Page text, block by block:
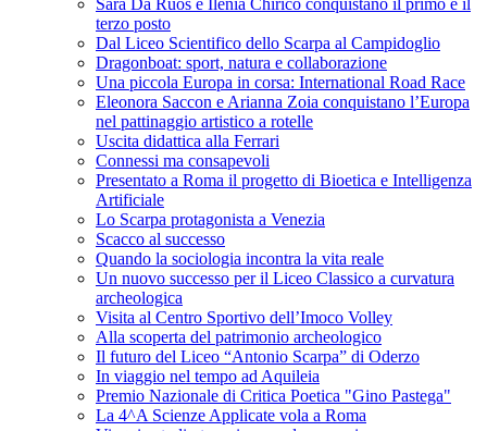
Sara Da Ruos e Ilenia Chirico conquistano il primo e il
terzo posto
Dal Liceo Scientifico dello Scarpa al Campidoglio
Dragonboat: sport, natura e collaborazione
Una piccola Europa in corsa: International Road Race
Eleonora Saccon e Arianna Zoia conquistano l’Europa
nel pattinaggio artistico a rotelle
Uscita didattica alla Ferrari
Connessi ma consapevoli
Presentato a Roma il progetto di Bioetica e Intelligenza
Artificiale
Lo Scarpa protagonista a Venezia
Scacco al successo
Quando la sociologia incontra la vita reale
Un nuovo successo per il Liceo Classico a curvatura
archeologica
Visita al Centro Sportivo dell’Imoco Volley
Alla scoperta del patrimonio archeologico
Il futuro del Liceo “Antonio Scarpa” di Oderzo
In viaggio nel tempo ad Aquileia
Premio Nazionale di Critica Poetica "Gino Pastega"
La 4^A Scienze Applicate vola a Roma